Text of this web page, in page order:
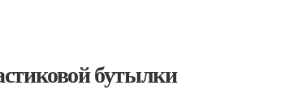
бутылки